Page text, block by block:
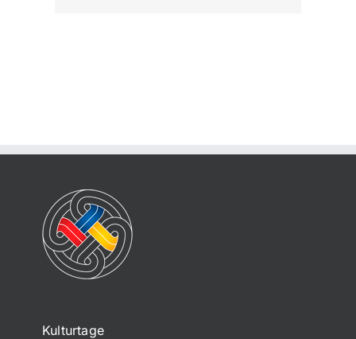
Kulturtage